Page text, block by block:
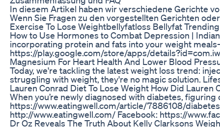
In diesem Artikel haben wir verschiedene Gerichte
Wenn Sie Fragen zu den vorgestellten Gerichten
Exercise To Lose Weightbellyfatloss Bellyfat
How to Use Hormones to Combat Depression |
incorporating protein and fats into your weight
https://play.google.com/store/apps/
Magnesium For Heart Health And Lower Blood
Today, we're tackling the latest weight loss trend:
struggling with weight, they're no magic solution.
Lauren Conrad Diet To Lose Weight How Did Lauren
When you’re newly diagnosed with diabetes,
https://www.eatingwell.com/article/7886108/
http://www.eatingwell.com/ Facebook: https://
Dr Oz Reveals The Truth About Kelly Clarksons